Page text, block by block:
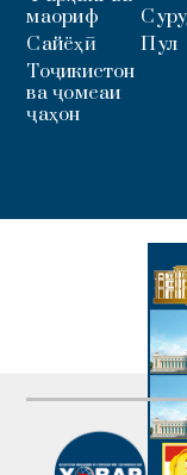
маориф
Сайёҳӣ
Тоҷикистон
ва ҷомеаи
ҷаҳон
Пул